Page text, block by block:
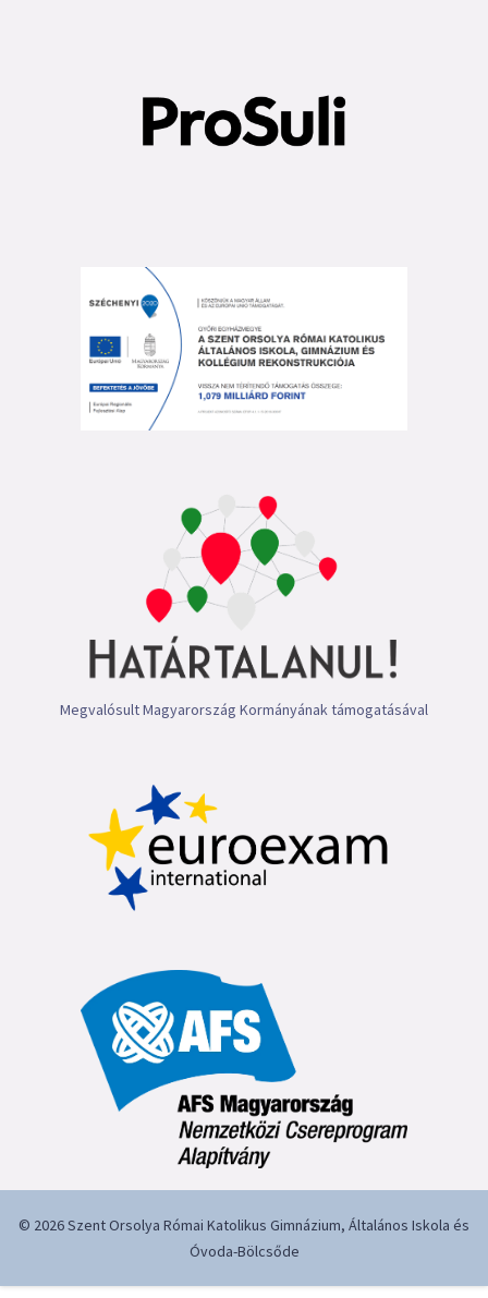
Megvalósult Magyarország Kormányának támogatásával
© 2026 Szent Orsolya Római Katolikus Gimnázium, Általános Iskola és
Óvoda-Bölcsőde